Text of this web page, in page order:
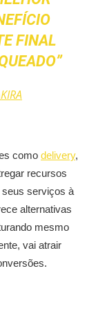
FINAL
como delivery,
recursos
seus serviços à
alternativas
mesmo
vai atrair